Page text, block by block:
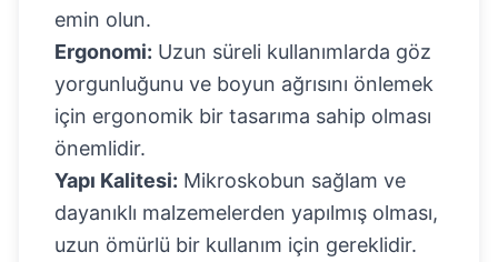
emin olun.
Ergonomi: Uzun süreli kullanımlarda göz
yorgunluğunu ve boyun ağrısını önlemek
için ergonomik bir tasarıma sahip olması
önemlidir.
Yapı Kalitesi: Mikroskobun sağlam ve
dayanıklı malzemelerden yapılmış olması,
uzun ömürlü bir kullanım için gereklidir.